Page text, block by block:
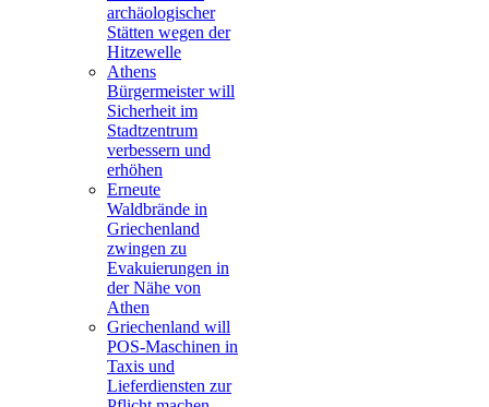
archäologischer
Stätten wegen der
Hitzewelle
Athens
Bürgermeister will
Sicherheit im
Stadtzentrum
verbessern und
erhöhen
Erneute
Waldbrände in
Griechenland
zwingen zu
Evakuierungen in
der Nähe von
Athen
Griechenland will
POS-Maschinen in
Taxis und
Lieferdiensten zur